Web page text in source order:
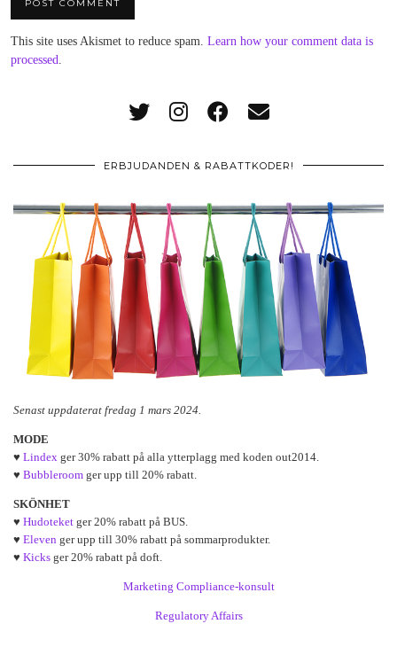
This site uses Akismet to reduce spam. Learn how your comment data is
processed.
ERBJUDANDEN & RABATTKODER!
Senast uppdaterat fredag 1 mars 2024.
MODE
♥ Lindex ger 30% rabatt på alla ytterplagg med koden out2014.
♥ Bubbleroom ger upp till 20% rabatt.
SKÖNHET
♥ Hudoteket ger 20% rabatt på BUS.
♥ Eleven ger upp till 30% rabatt på sommarprodukter.
♥ Kicks ger 20% rabatt på doft.
Marketing Compliance-konsult
Regulatory Affairs